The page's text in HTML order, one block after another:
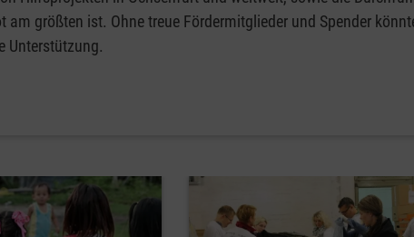
größten ist. Ohne treue Fördermitglieder und Spender
Unterstützung.